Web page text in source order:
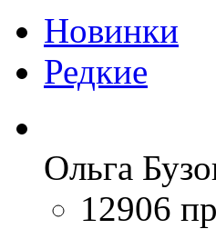
Новинки
Редкие
Ольга
12906